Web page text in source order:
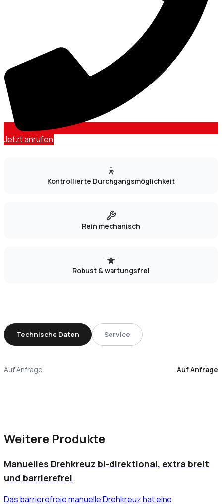
Jetzt anrufen
Kontrollierte Durchgangsmöglichkeit
Rein mechanisch
Robust & wartungsfrei
Technische Daten Service
Auf Anfrage Auf Anfrage
Weitere Produkte
Manuelles Drehkreuz bi-direktional, extra breit
und barrierefrei
Das barrierefreie manuelle Drehkreuz hat eine